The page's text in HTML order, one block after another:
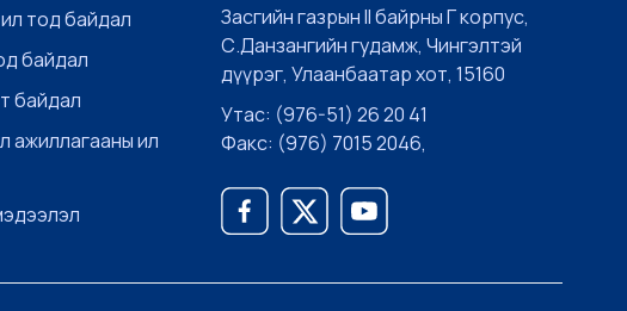
тод байдал
байдал
байдал
ажиллагааны ил
Засгийн газрын II байрны Г корпус,
С.Данзангийн гудамж, Чингэлтэй
дүүрэг, Улаанбаатар хот, 15160
Утас: (976-51) 26 20 41
Факс: (976) 7015 2046,